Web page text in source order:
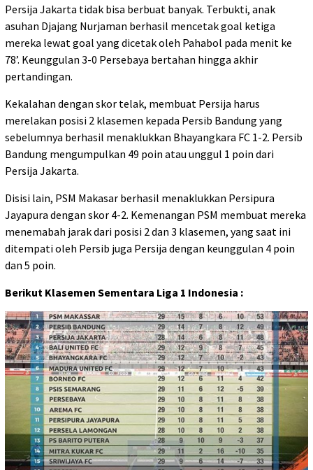
Persija Jakarta tidak bisa berbuat banyak. Terbukti, anak
asuhan Djajang Nurjaman berhasil mencetak goal ketiga
mereka lewat goal yang dicetak oleh Pahabol pada menit ke
78’. Keunggulan 3-0 Persebaya bertahan hingga akhir
pertandingan.
Kekalahan dengan skor telak, membuat Persija harus
merelakan posisi 2 klasemen kepada Persib Bandung yang
sebelumnya berhasil menaklukkan Bhayangkara FC 1-2. Persib
Bandung mengumpulkan 49 poin atau unggul 1 poin dari
Persija Jakarta.
Disisi lain, PSM Makasar berhasil menaklukkan Persipura
Jayapura dengan skor 4-2. Kemenangan PSM membuat mereka
menemabah jarak dari posisi 2 dan 3 klasemen, yang saat ini
ditempati oleh Persib juga Persija dengan keunggulan 4 poin
dan 5 poin.
Berikut Klasemen Sementara Liga 1 Indonesia :